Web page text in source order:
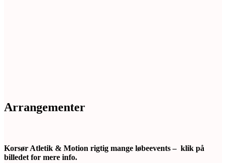
Arrangementer
Korsør Atletik & Motion rigtig mange løbeevents – klik på
billedet for mere info.